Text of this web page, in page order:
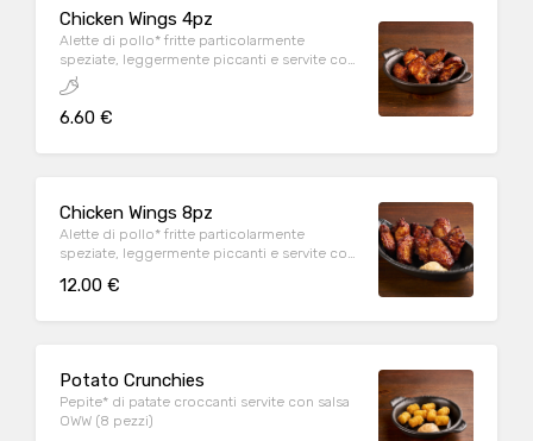
Chicken Wings 4pz
Alette di pollo* fritte particolarmente
speziate, leggermente piccanti e servite con
salsa OWW
6.60 €
Chicken Wings 8pz
Alette di pollo* fritte particolarmente
speziate, leggermente piccanti e servite con
12.00 €
Potato Crunchies
Pepite* di patate croccanti servite con salsa
OWW (8 pezzi)